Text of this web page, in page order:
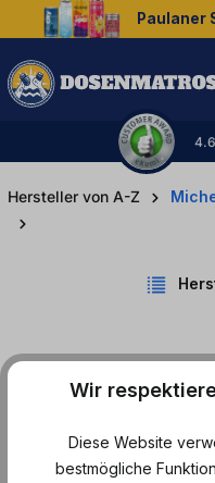
springen Paulaner
Hersteller von A-Z
Produkte
Wir
Diese Website
bestmögliche